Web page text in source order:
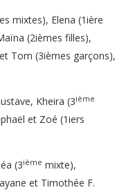
Elena (1ière
(2ièmes filles),
Tom (3ièmes garçons),
Kheira (3ième
et Zoé (1iers
(3ième mixte),
et Timothée F.